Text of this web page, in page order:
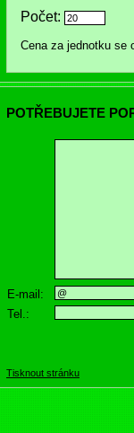
Počet:
Cena za jednotku se
POTŘEBUJETE
E-mail:
Tel.:
Tisknout stránku